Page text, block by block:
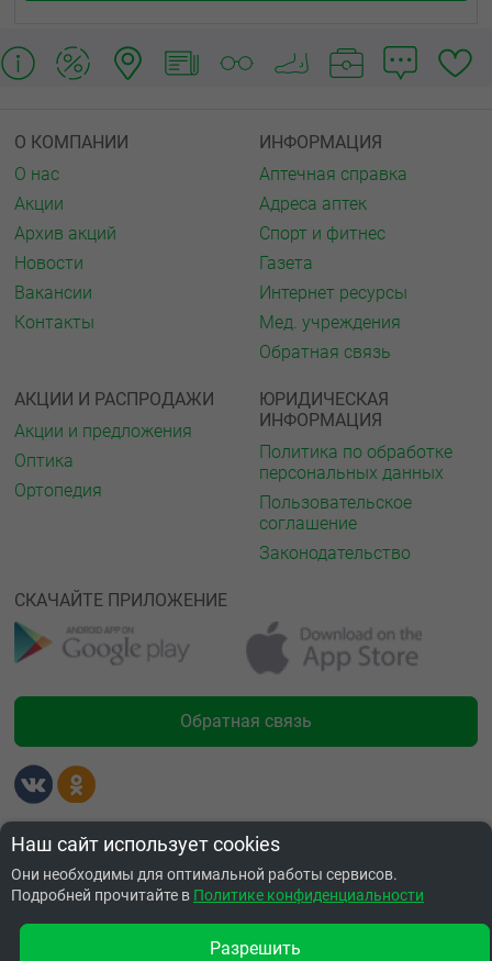
О КОМПАНИИ
О нас
Акции
Архив акций
Новости
Вакансии
Контакты
ИНФОРМАЦИЯ
Аптечная справка
Адреса аптек
Спорт и фитнес
Газета
Интернет ресурсы
Мед. учреждения
Обратная связь
АКЦИИ И РАСПРОДАЖИ
Акции и предложения
Оптика
Ортопедия
ЮРИДИЧЕСКАЯ
ИНФОРМАЦИЯ
Политика по обработке
персональных данных
Пользовательское
соглашение
Законодательство
СКАЧАЙТЕ ПРИЛОЖЕНИЕ
Обратная связь
Лицензии
Наш сайт использует cookies
Они необходимы для оптимальной работы сервисов.
Подробней прочитайте в Политике конфиденциальности
Разрешить